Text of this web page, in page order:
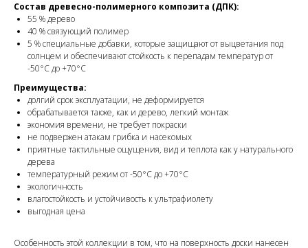
Состав древесно-полимерного композита (ДПК):
55 % дерево
40 % связующий полимер
5 % специальные добавки, которые защищают от выцветания под
солнцем и обеспечивают стойкость к перепадам температур от
-50°C до +70°C
Преимущества:
долгий срок эксплуатации, не деформируется
обрабатывается также, как и дерево, легкий монтаж
экономия времени, не требует покраски
не подвержен атакам грибка и насекомых
приятные тактильные ощущения, вид и теплота как у натурального
дерева
температурный режим от -50°C до +70°C
экологичность
влагостойкость и устойчивость к ультрафиолету
выгодная цена
Особенность этой коллекции в том, что на поверхность доски нанесен